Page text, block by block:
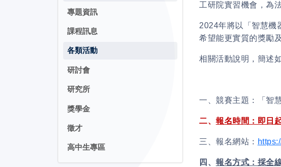
專題資訊
課程訊息
各類活動
研討會
研究所
獎學金
徵才
高中生專區
工研院實習機會，為
2024年將以「智慧機
希望能更實質的獎勵
相關活動說明，簡述
一、 競賽主題：「智
二、 報名時間：即日
三、 報名網站：
四、 報名方式：採全